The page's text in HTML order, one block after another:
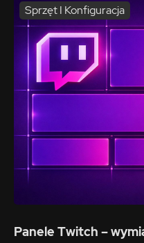
Sprzęt I Konfiguracja
Panele Twitch –